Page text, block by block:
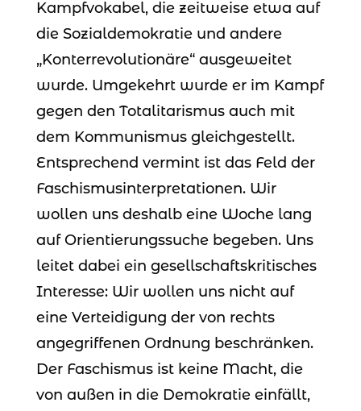
Kampfvokabel, die zeitweise etwa auf
die Sozialdemokratie und andere
„Konterrevolutionäre“ ausgeweitet
wurde. Umgekehrt wurde er im Kampf
gegen den Totalitarismus auch mit
dem Kommunismus gleichgestellt.
Entsprechend vermint ist das Feld der
Faschismusinterpretationen. Wir
wollen uns deshalb eine Woche lang
auf Orientierungssuche begeben. Uns
leitet dabei ein gesellschaftskritisches
Interesse: Wir wollen uns nicht auf
eine Verteidigung der von rechts
angegriffenen Ordnung beschränken.
Der Faschismus ist keine Macht, die
von außen in die Demokratie einfällt,